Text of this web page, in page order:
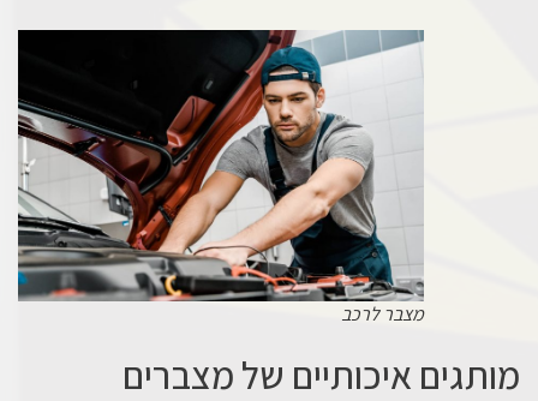
מצבר לרכב
מותגים איכותיים של מצברים